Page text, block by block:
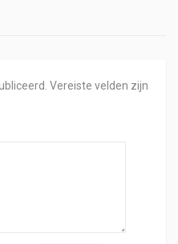
Vereiste velden zijn